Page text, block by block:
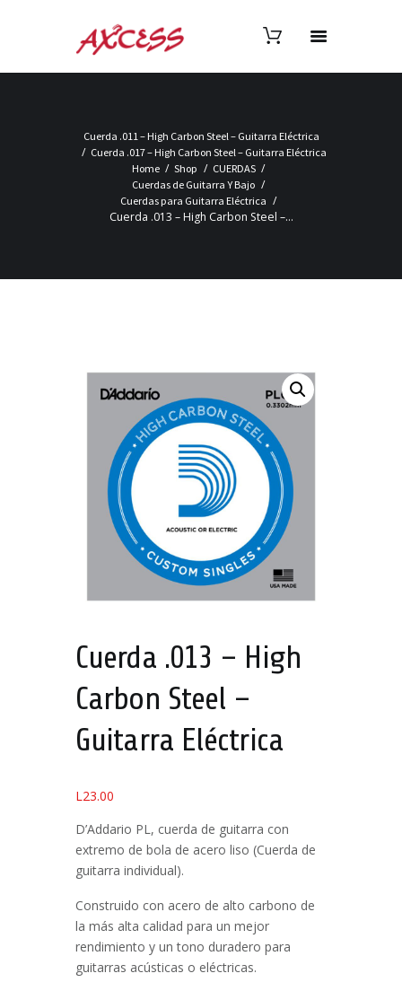
Cuerda .011 – High Carbon Steel – Guitarra Eléctrica
Cuerda .017 – High Carbon Steel – Guitarra Eléctrica
Home
Shop
CUERDAS
Cuerdas de Guitarra Y Bajo
Cuerdas para Guitarra Eléctrica
Cuerda .013 – High Carbon Steel –...
Cuerda .013 – High
Carbon Steel –
Guitarra Eléctrica
L23.00
D’Addario PL, cuerda de guitarra con
extremo de bola de acero liso (Cuerda de
guitarra individual).
Construido con acero de alto carbono de
la más alta calidad para un mejor
rendimiento y un tono duradero para
guitarras acústicas o eléctricas.